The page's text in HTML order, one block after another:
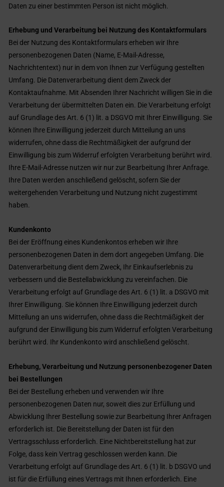
Daten zu einer bestimmten Person ist nicht möglich.
Erhebung und Verarbeitung bei Nutzung des Kontaktformulars
Bei der Nutzung des Kontaktformulars erheben wir Ihre
personenbezogenen Daten (Name, E-Mail-Adresse,
Nachrichtentext) nur in dem von Ihnen zur Verfügung gestellten
Umfang. Die Datenverarbeitung dient dem Zweck der
Kontaktaufnahme. Mit Absenden Ihrer Nachricht willigen Sie in die
Verarbeitung der übermittelten Daten ein. Die Verarbeitung erfolgt
auf Grundlage des Art. 6 (1) lit. a DSGVO mit Ihrer Einwilligung. Sie
können Ihre Einwilligung jederzeit durch Mitteilung an uns
widerrufen, ohne dass die Rechtmäßigkeit der aufgrund der
Einwilligung bis zum Widerruf erfolgten Verarbeitung berührt wird.
Ihre E-Mail-Adresse nutzen wir nur zur Bearbeitung Ihrer Anfrage.
Ihre Daten werden anschließend gelöscht, sofern Sie der
weitergehenden Verarbeitung und Nutzung nicht zugestimmt
haben.
Kundenkonto
Bei der Eröffnung eines Kundenkontos erheben wir Ihre
personenbezogenen Daten in dem dort angegeben Umfang. Die
Datenverarbeitung dient dem Zweck, Ihr Einkaufserlebnis zu
verbessern und die Bestellabwicklung zu vereinfachen. Die
Verarbeitung erfolgt auf Grundlage des Art. 6 (1) lit. a DSGVO mit
Ihrer Einwilligung. Sie können Ihre Einwilligung jederzeit durch
Mitteilung an uns widerrufen, ohne dass die Rechtmäßigkeit der
aufgrund der Einwilligung bis zum Widerruf erfolgten Verarbeitung
berührt wird. Ihr Kundenkonto wird anschließend gelöscht.
Erhebung, Verarbeitung und Nutzung personenbezogener Daten
bei Bestellungen
Bei der Bestellung erheben und verwenden wir Ihre
personenbezogenen Daten nur, soweit dies zur Erfüllung und
Abwicklung Ihrer Bestellung sowie zur Bearbeitung Ihrer Anfragen
erforderlich ist. Die Bereitstellung der Daten ist für den
Vertragsschluss erforderlich. Eine Nichtbereitstellung hat zur
Folge, dass kein Vertrag geschlossen werden kann. Die
Verarbeitung erfolgt auf Grundlage des Art. 6 (1) lit. b DSGVO und
ist für die Erfüllung eines Vertrags mit Ihnen erforderlich. Eine